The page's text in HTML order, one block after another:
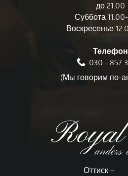
до 21.00
Суббота
Воскресенье
Телефон
030 - 857
(Мы говорим по-
Оттиск –